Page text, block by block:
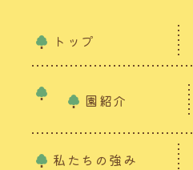
トップ
園紹介
私たちの強み